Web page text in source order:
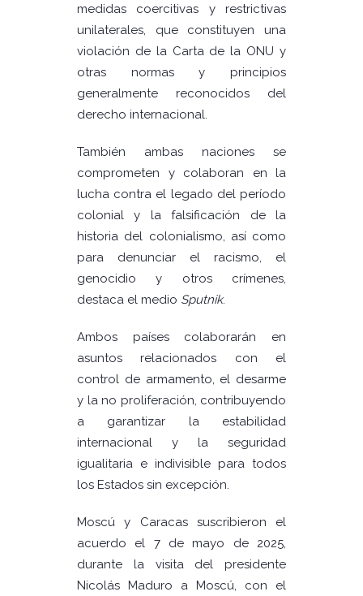
medidas coercitivas y restrictivas
unilaterales, que constituyen una
violación de la Carta de la ONU y
otras normas y principios
generalmente reconocidos del
derecho internacional.
También ambas naciones se
comprometen y colaboran en la
lucha contra el legado del período
colonial y la falsificación de la
historia del colonialismo, así como
para denunciar el racismo, el
genocidio y otros crímenes,
destaca el medio Sputnik.
Ambos países colaborarán en
asuntos relacionados con el
control de armamento, el desarme
y la no proliferación, contribuyendo
a garantizar la estabilidad
internacional y la seguridad
igualitaria e indivisible para todos
los Estados sin excepción.
Moscú y Caracas suscribieron el
acuerdo el 7 de mayo de 2025,
durante la visita del presidente
Nicolás Maduro a Moscú, con el